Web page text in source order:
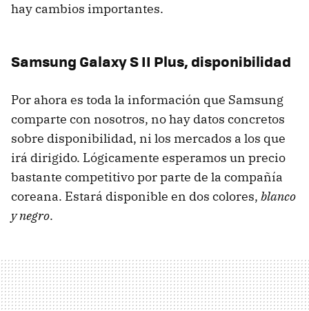
hay cambios importantes.
Samsung Galaxy S II Plus, disponibilidad
Por ahora es toda la información que Samsung
comparte con nosotros, no hay datos concretos
sobre disponibilidad, ni los mercados a los que
irá dirigido. Lógicamente esperamos un precio
bastante competitivo por parte de la compañía
coreana. Estará disponible en dos colores, blanco
y negro.